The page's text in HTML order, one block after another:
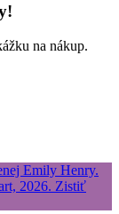
na nákup.